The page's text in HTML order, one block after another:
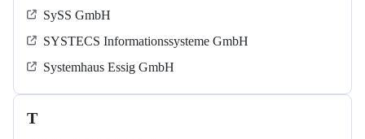
SySS GmbH
SYSTECS Informationssysteme GmbH
Systemhaus Essig GmbH
T